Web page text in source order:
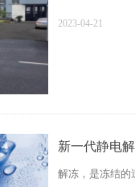
2023-04-21
新一代静电
解冻，是冻结的